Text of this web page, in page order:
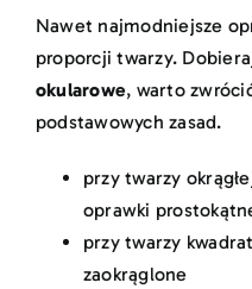
Nawet najmodniejsze
proporcji twarzy.
okularowe, warto
podstawowych zasad.
przy twarzy
oprawki
przy twarzy
zaokrąglone